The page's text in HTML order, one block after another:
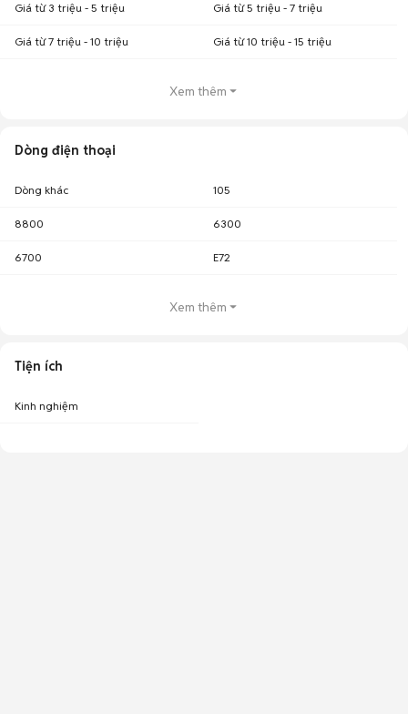
Giá từ 3 triệu - 5 triệu Giá từ 5 triệu - 7 triệu
Giá từ 7 triệu - 10 triệu Giá từ 10 triệu - 15 triệu
Xem thêm
Dòng điện thoại
Dòng khác 105
8800 6300
6700 E72
Xem thêm
Tiện ích
Kinh nghiệm